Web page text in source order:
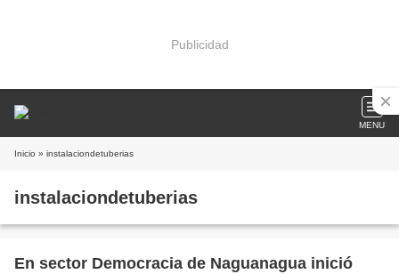
Publicidad
MENU
Inicio » instalaciondetuberias
instalaciondetuberias
En sector Democracia de Naguanagua inició